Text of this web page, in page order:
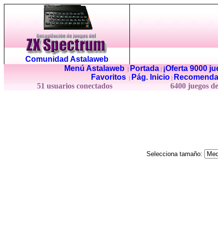
Comunidad Astalaweb
Menú Astalaweb| Portada|
¡Oferta 9000
Favoritos
Pág. Inicio
51 usuarios conectados
6400 juegos
Selecciona tamaño: